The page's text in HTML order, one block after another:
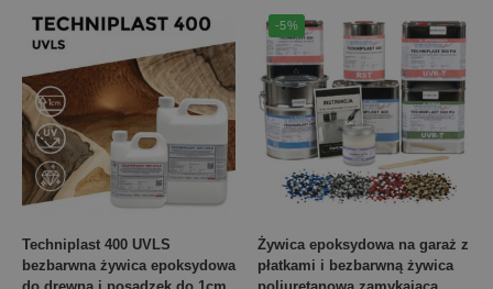
Techniplast 400 UVLS
bezbarwna żywica epoksydowa
-5%
Żywica epoksydowa na garaż z
płatkami i bezbarwną żywica